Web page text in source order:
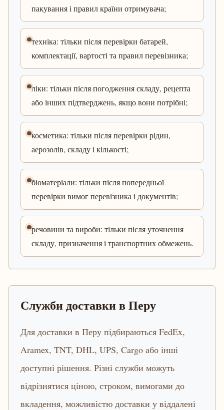
пакування і правил країни отримувача;
техніка: тільки після перевірки батарей,
комплектації, вартості та правил перевізника;
ліки: тільки після погодження складу, рецепта
або інших підтверджень, якщо вони потрібні;
косметика: тільки після перевірки рідин,
аерозолів, складу і кількості;
біоматеріали: тільки після попередньої
перевірки вимог перевізника і документів;
речовини та вироби: тільки після уточнення
складу, призначення і транспортних обмежень.
Служби доставки в Перу
Для доставки в Перу підбираються FedEx,
Aramex, TNT, DHL, UPS, Cargo або інші
доступні рішення. Різні служби можуть
відрізнятися ціною, строком, вимогами до
вкладення, можливістю доставки у віддалені